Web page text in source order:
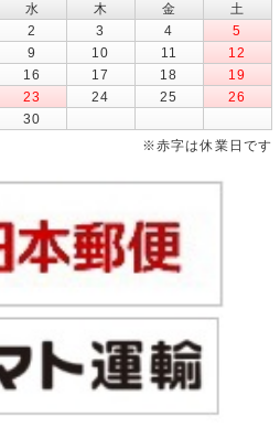
水 木 金
土
2 3 4
5
9 10 11
12
16 17 18
19
23 24 25
26
30
※赤字は休業日です